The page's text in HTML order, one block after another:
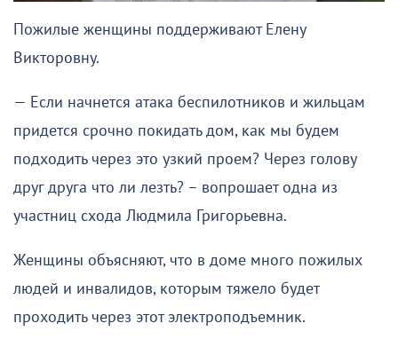
Пожилые женщины поддерживают Елену
Викторовну.
— Если начнется атака беспилотников и жильцам
придется срочно покидать дом, как мы будем
подходить через это узкий проем? Через голову
друг друга что ли лезть? – вопрошает одна из
участниц схода Людмила Григорьевна.
Женщины объясняют, что в доме много пожилых
людей и инвалидов, которым тяжело будет
проходить через этот электроподъемник.